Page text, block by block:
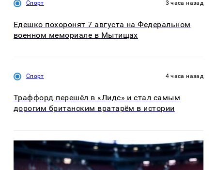
Спорт 3 часа назад
Едешко похоронят 7 августа на Федеральном
военном мемориале в Мытищах
Спорт 4 часа назад
Траффорд перешёл в «Лидс» и стал самым
дорогим британским вратарём в истории